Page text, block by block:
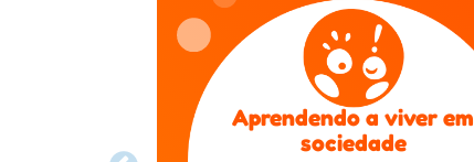
Aprendendo a viver em
sociedade